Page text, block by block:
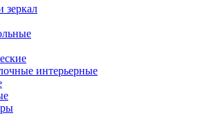
зеркал
интерьерные